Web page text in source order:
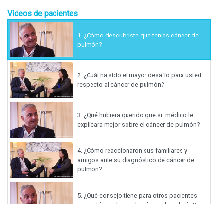
Videos de pacientes
1. ¿Cómo descubriste que tenias cáncer de
pulmón?
2. ¿Cuál ha sido el mayor desafío para usted
respecto al cáncer de pulmón?
3.¿Qué hubiera querido que su médico le
explicara mejor sobre el cáncer de pulmón?
4.¿Cómo reaccionaron sus familiares y
amigos ante su diagnóstico de cáncer de
pulmón?
5.¿Qué consejo tiene para otros pacientes